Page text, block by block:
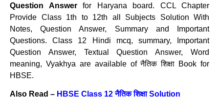
Question Answerfor Haryana board. CCL Chapter
Provide Class 1th to 12th all Subjects Solution With
Notes, Question Answer, Summary and Important
Questions. Class 12 Hindi mcq, summary, Important
Question Answer, Textual Question Answer, Word
meaning, Vyakhya are available of नैतिक शिक्षा Book for
HBSE.
Also Read – HBSE Class 12 नैतिक शिक्षा Solution